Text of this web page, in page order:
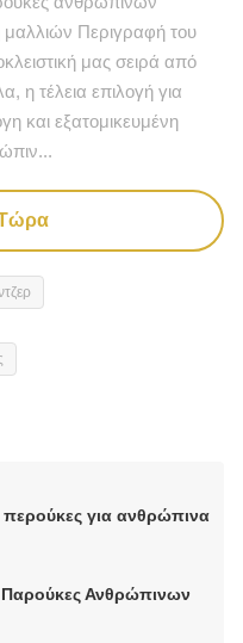
μαλλιών Περιγραφή του
μας σειρά από
η τέλεια επιλογή για
και εξατομικευμένη
περούκες για ανθρώπινα
Παρούκες Ανθρώπινων